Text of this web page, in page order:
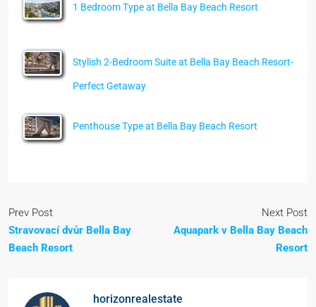
1 Bedroom Type at Bella Bay Beach Resort
Stylish 2-Bedroom Suite at Bella Bay Beach Resort-
Perfect Getaway
Penthouse Type at Bella Bay Beach Resort
Prev Post
Stravovací dvůr Bella Bay
Beach Resort
Next Post
Aquapark v Bella Bay Beach
Resort
horizonrealestate